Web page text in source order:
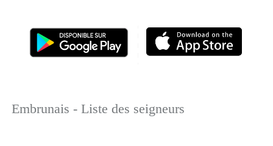
Embrunais - Liste des seigneurs